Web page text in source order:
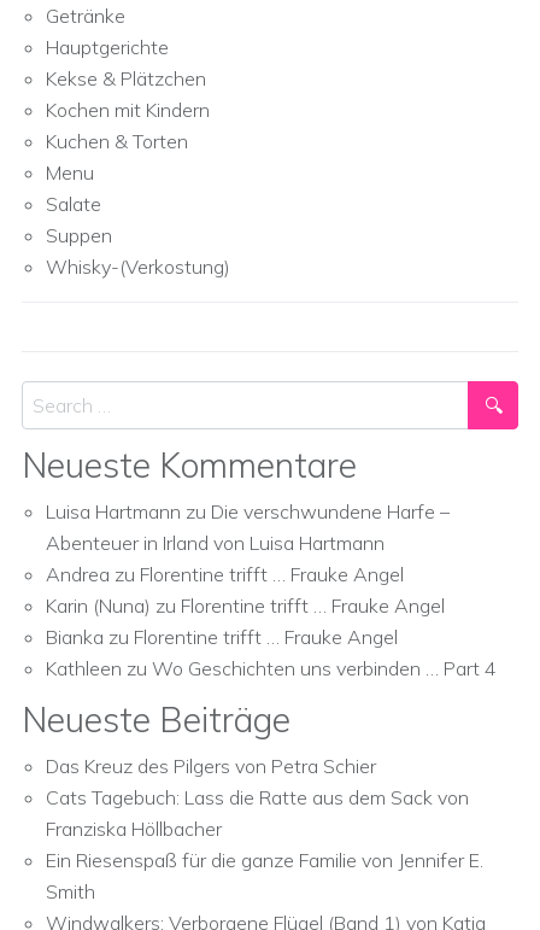
Getränke
Hauptgerichte
Kekse & Plätzchen
Kochen mit Kindern
Kuchen & Torten
Menu
Salate
Suppen
Whisky-(Verkostung)
Search
Neueste Kommentare
Luisa Hartmann zu Die verschwundene Harfe –
Abenteuer in Irland von Luisa Hartmann
Andrea zu Florentine trifft … Frauke Angel
Karin (Nuna) zu Florentine trifft … Frauke Angel
Bianka zu Florentine trifft … Frauke Angel
Kathleen zu Wo Geschichten uns verbinden … Part 4
Neueste Beiträge
Das Kreuz des Pilgers von Petra Schier
Cats Tagebuch: Lass die Ratte aus dem Sack von
Franziska Höllbacher
Ein Riesenspaß für die ganze Familie von Jennifer E.
Smith
Windwalkers: Verborgene Flügel (Band 1) von Katja